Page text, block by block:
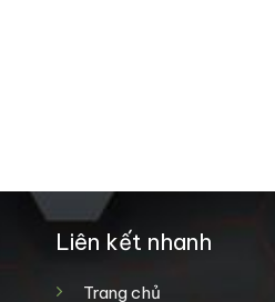
Liên kết nhanh
Trang chủ